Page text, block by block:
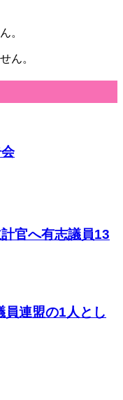
。
ん。
官へ有志議員13
連盟の1人とし